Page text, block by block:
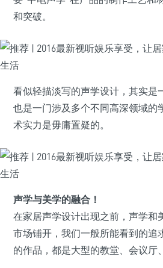
和突破。
看似轻描淡写的声学设计，其实是
也是一门涉及多个不同高深领域的
术实力是毋庸置疑的。
声学与美学的融合！
在家居声学设计出现之前，声学和
市场铺开，我们一般所能看到的追
的作品，都是大型的教堂、会议厅